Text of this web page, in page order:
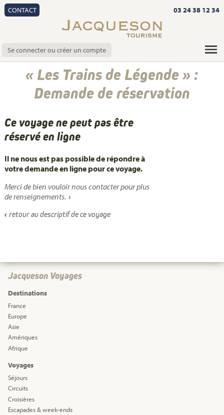
CONTACT 03 24 38 12 34
Se connecter ou créer un compte
« Les Trains de Légende » :
Demande de réservation
Ce voyage ne peut pas être
réservé en ligne
Il ne nous est pas possible de répondre à
votre demande en ligne pour ce voyage.
Merci de bien vouloir nous contacter pour plus
de renseignements.
retour au descriptif de ce voyage
Jacqueson Voyages
Destinations
France
Europe
Asie
Amériques
Afrique
Voyages
Séjours
Circuits
Croisières
Escapades & week-ends